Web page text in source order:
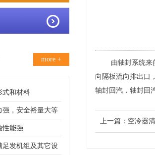
more +
式和材料
强，安全裕量大等
性能强
足发机组及其它设
由轴封系统来的
向隔板流向排出口
轴封回汽，轴封回
上一篇： 空冷器